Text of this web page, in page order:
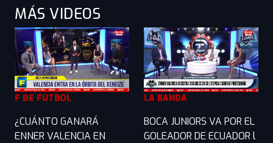
MÁS VIDEOS
F DE FÚTBOL
¿CUÁNTO GANARÁ
ENNER VALENCIA EN
LA BANDA
BOCA JUNIORS VA POR EL
GOLEADOR DE ECUADOR l